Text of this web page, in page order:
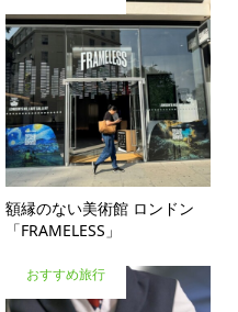
額縁のない美術館 ロンドン
「FRAMELESS」
おすすめ旅行